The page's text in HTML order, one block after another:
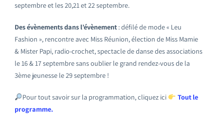
septembre et les 20,21 et 22 septembre.
Des évènements dans l’évènement : défilé de mode « Leu
Fashion », rencontre avec Miss Réunion, élection de Miss Mamie
& Mister Papi, radio-crochet, spectacle de danse des associations
le 16 & 17 septembre sans oublier le grand rendez-vous de la
3ème jeunesse le 29 septembre !
Pour tout savoir sur la programmation, cliquez ici
Tout le
programme.